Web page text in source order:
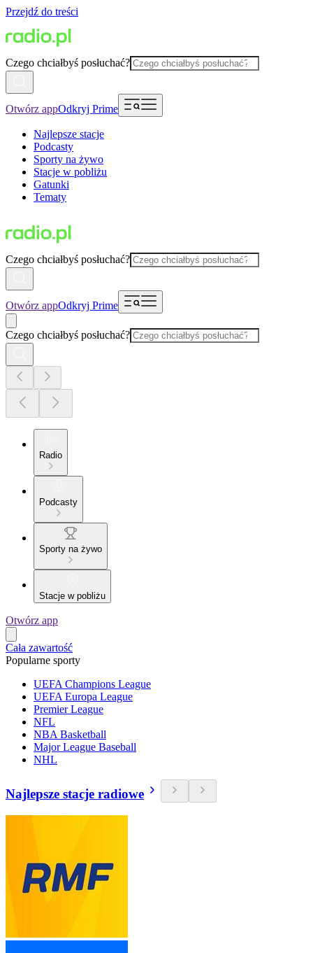
Przejdź do treści
Czego chciałbyś posłuchać?
Otwórz appOdkryj Prime
Najlepsze stacje
Podcasty
Sporty na żywo
Stacje w pobliżu
Gatunki
Tematy
Czego chciałbyś posłuchać?
Otwórz appOdkryj Prime
Czego chciałbyś posłuchać?
Radio
Podcasty
Sporty na żywo
Stacje w pobliżu
Otwórz app
Cała zawartość
Popularne sporty
UEFA Champions League
UEFA Europa League
Premier League
NFL
NBA Basketball
Major League Baseball
NHL
Najlepsze stacje radiowe